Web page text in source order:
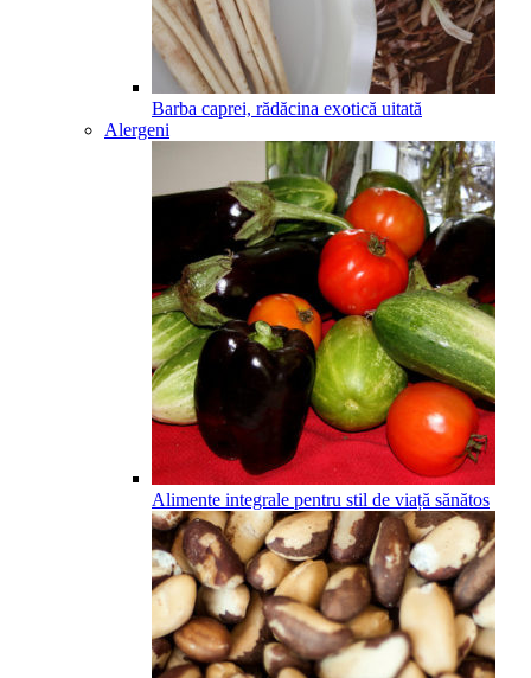
Barba caprei, rădăcina exotică uitată
Alergeni
Alimente integrale pentru stil de viață sănătos